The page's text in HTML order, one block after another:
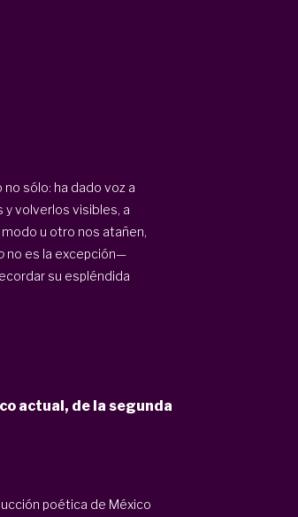
sólo: ha dado voz a
y volverlos visibles, a
u otro nos atañen,
no es la excepción—
su espléndida
actual, de la segunda
poética de México